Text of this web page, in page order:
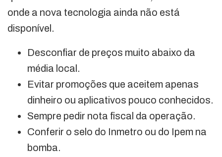
onde a nova tecnologia ainda não está
disponível.
Desconfiar de preços muito abaixo da
média local.
Evitar promoções que aceitem apenas
dinheiro ou aplicativos pouco conhecidos.
Sempre pedir nota fiscal da operação.
Conferir o selo do Inmetro ou do Ipem na
bomba.